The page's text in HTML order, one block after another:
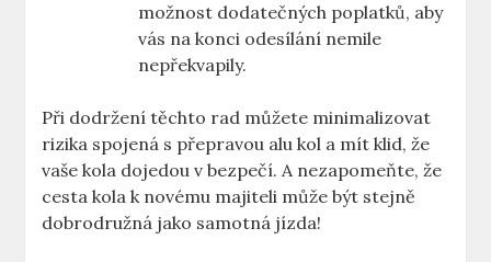
možnost dodatečných poplatků, aby
vás na konci odesílání nemile
nepřekvapily.
Při dodržení těchto rad můžete minimalizovat
rizika spojená s přepravou alu kol a mít klid, že
vaše kola dojedou v bezpečí. A nezapomeňte, že
cesta kola k novému majiteli může být stejně
dobrodružná jako samotná jízda!